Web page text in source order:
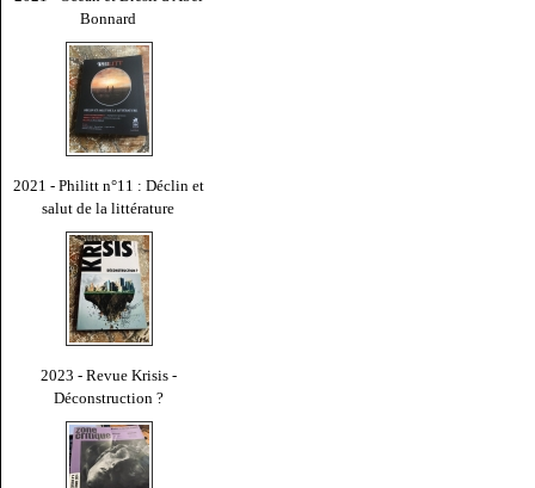
Bonnard
2021 - Philitt n°11 : Déclin et
salut de la littérature
2023 - Revue Krisis -
Déconstruction ?